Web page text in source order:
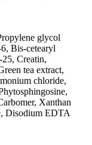
glycol
Bis-cetearyl
25, Creatin,
tea extract,
chloride,
Xanthan
Disodium EDTA